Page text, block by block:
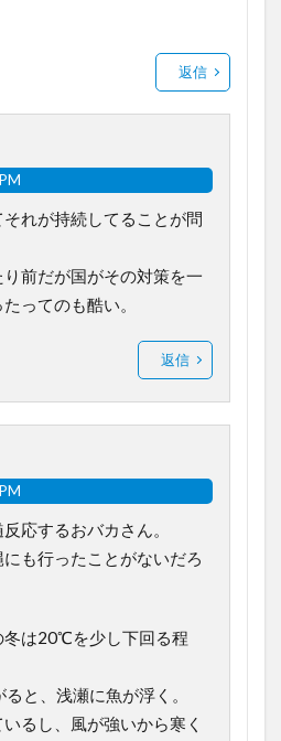
返信
れが持続してることが問
前だが国がその対策を一
ってのも酷い。
返信
応するおバカさん。
も行ったことがないだろ
冬は20℃を少し下回る程
と、浅瀬に魚が浮く。
るし、風が強いから寒く